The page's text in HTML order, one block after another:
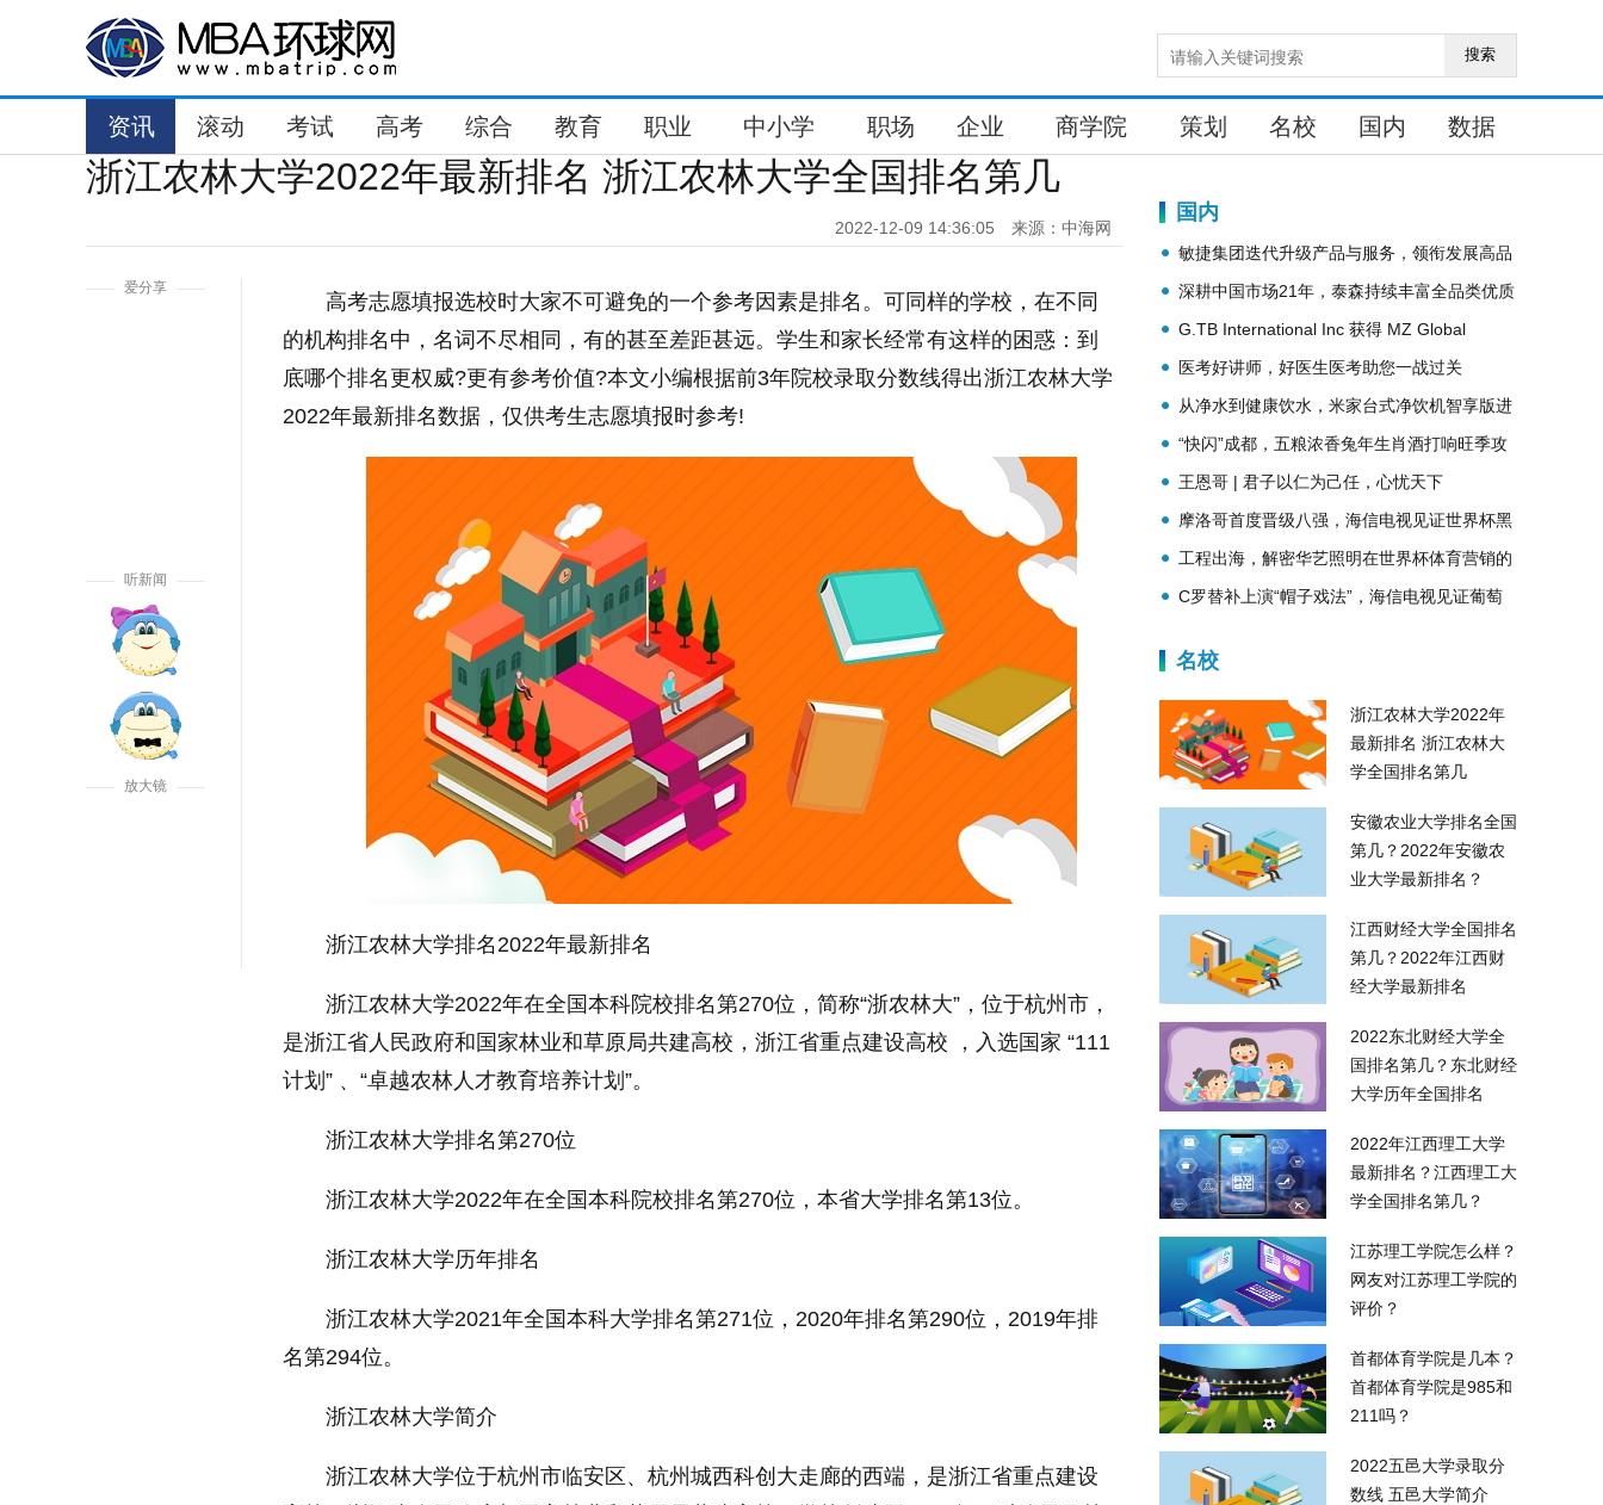
搜索
资讯 滚动 考试 高考 综合 教育 职业 中小学 职场 企业 商学院 策划 名校 国内 数据
浙江农林大学2022年最新排名 浙江农林大学全国排名第几
2022-12-09 14:36:05 来源：中海网
爱分享
听新闻
放大镜
高考志愿填报选校时大家不可避免的一个参考因素是排名。可同样的学校，在不同
的机构排名中，名词不尽相同，有的甚至差距甚远。学生和家长经常有这样的困惑：到
底哪个排名更权威?更有参考价值?本文小编根据前3年院校录取分数线得出浙江农林大学
2022年最新排名数据，仅供考生志愿填报时参考!
浙江农林大学排名2022年最新排名
浙江农林大学2022年在全国本科院校排名第270位，简称“浙农林大”，位于杭州市，
是浙江省人民政府和 国家林业和草原局共建高校，浙江省重点建设高校 ，入选国家 “111
计划” 、“卓越农林人才教育培养计划”。
浙江农林大学排名第270位
浙江农林大学2022年在全国本科院校排名第270位，本省大学排名第13位。
浙江农林大学历年排名
浙江农林大学2021年全国本科大学排名第271位，2020年排名第290位，2019年排
名第294位。
浙江农林大学简介
浙江农林大学位于杭州市临安区、杭州城西科创大走廊的西端，是浙江省重点建设
国内
敏捷集团迭代升级产品与服务，领衔发展高品
质人居
深耕中国市场21年，泰森持续丰富全品类优质
高蛋白肉类产品线
G.TB International Inc 获得 MZ Global
Investment Inc 投资2000万美金
医考好讲师，好医生医考助您一战过关
从净水到健康饮水，米家台式净饮机智享版进
阶上市
“快闪”成都，五粮浓香兔年生肖酒打响旺季攻
势、抢跑“春节档”！
王恩哥 | 君子以仁为己任，心忧天下
摩洛哥首度晋级八强，海信电视见证世界杯黑
马诞生
工程出海，解密华艺照明在世界杯体育营销的
出圈密码
C罗替补上演“帽子戏法”，海信电视见证葡萄
名校
浙江农林大学2022年
最新排名 浙江农林大
学全国排名第几
安徽农业大学排名全国
第几？2022年安徽农
业大学最新排名？
江西财经大学全国排名
第几？2022年江西财
经大学最新排名
2022东北财经大学全
国排名第几？东北财经
大学历年全国排名
2022年江西理工大学
最新排名？江西理工大
学全国排名第几？
江苏理工学院怎么样？
网友对江苏理工学院的
评价？
首都体育学院是几本？
首都体育学院是985和
211吗？
2022五邑大学录取分
数线 五邑大学简介